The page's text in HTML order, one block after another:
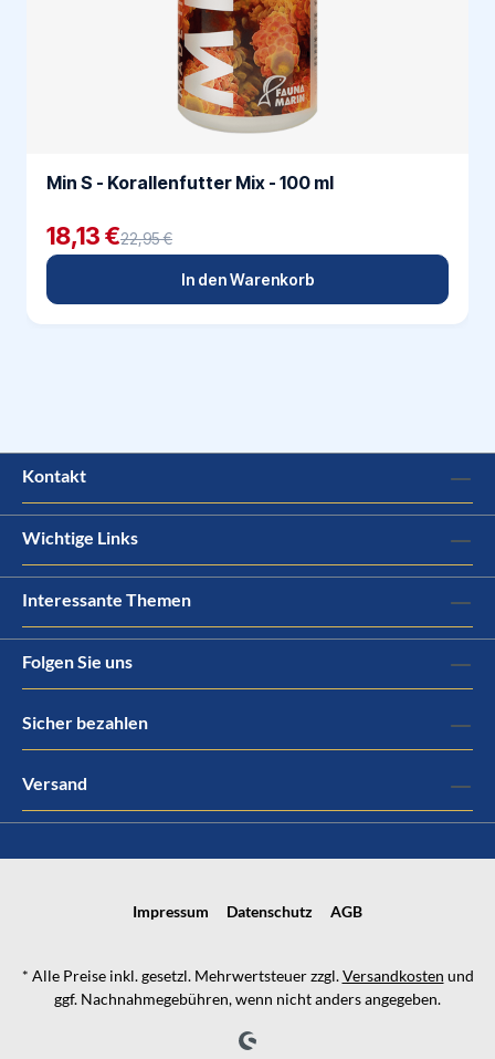
Min S - Korallenfutter Mix - 100 ml
18,13 €22,95 €
In den Warenkorb
Kontakt
Wichtige Links
Interessante Themen
Folgen Sie uns
Sicher bezahlen
Versand
Impressum Datenschutz AGB
* Alle Preise inkl. gesetzl. Mehrwertsteuer zzgl.Versandkosten und
ggf. Nachnahmegebühren, wenn nicht anders angegeben.